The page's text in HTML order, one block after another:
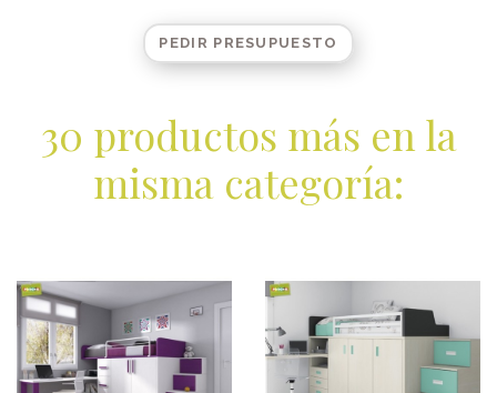
PEDIR PRESUPUESTO
30 productos más en la
misma categoría: